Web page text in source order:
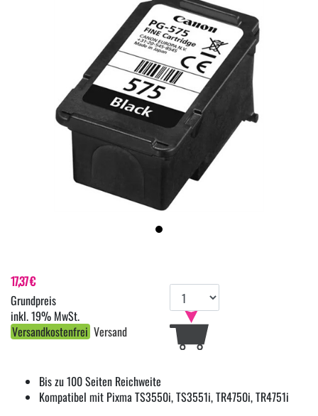
Bis zu 100 Seiten Reichweite
Kompatibel mit Pixma TS3550i, TS3551i, TR4750i, TR4751i
17,37 €
inkl. 19% MwSt.
Versandkostenfrei Versand